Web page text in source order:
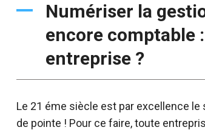
Numériser la
encore comptable
entreprise ?
Le 21 éme siècle est par excellence
de pointe ! Pour ce faire, toute